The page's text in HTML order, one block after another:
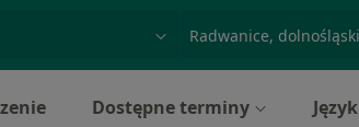
miasto lub dzielnica
Dostępne terminy Język